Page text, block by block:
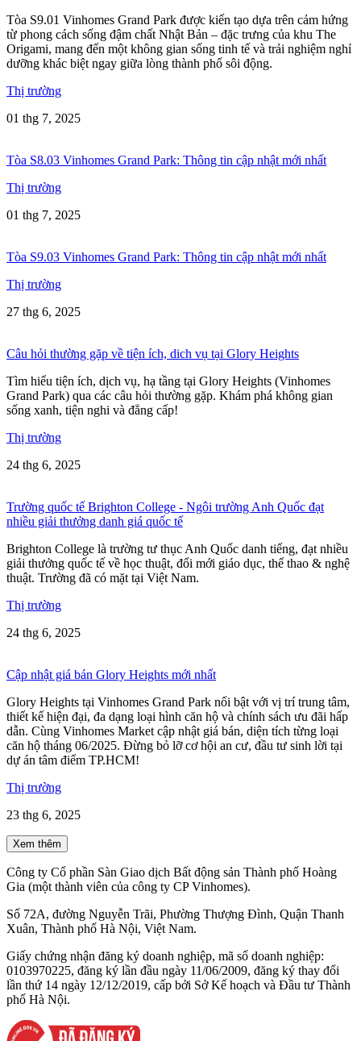
Tòa S9.01 Vinhomes Grand Park được kiến tạo dựa trên cảm hứng
từ phong cách sống đậm chất Nhật Bản – đặc trưng của khu The
Origami, mang đến một không gian sống tinh tế và trải nghiệm nghỉ
dưỡng khác biệt ngay giữa lòng thành phố sôi động.
Thị trường
01 thg 7, 2025
Tòa S8.03 Vinhomes Grand Park: Thông tin cập nhật mới nhất
Thị trường
01 thg 7, 2025
Tòa S9.03 Vinhomes Grand Park: Thông tin cập nhật mới nhất
Thị trường
27 thg 6, 2025
Câu hỏi thường gặp về tiện ích, dich vụ tại Glory Heights
Tìm hiểu tiện ích, dịch vụ, hạ tầng tại Glory Heights (Vinhomes
Grand Park) qua các câu hỏi thường gặp. Khám phá không gian
sống xanh, tiện nghi và đẳng cấp!
Thị trường
24 thg 6, 2025
Trường quốc tế Brighton College - Ngôi trường Anh Quốc đạt
nhiều giải thưởng danh giá quốc tế
Brighton College là trường tư thục Anh Quốc danh tiếng, đạt nhiều
giải thưởng quốc tế về học thuật, đổi mới giáo dục, thể thao & nghệ
thuật. Trường đã có mặt tại Việt Nam.
Thị trường
24 thg 6, 2025
Cập nhật giá bán Glory Heights mới nhất
Glory Heights tại Vinhomes Grand Park nổi bật với vị trí trung tâm,
thiết kế hiện đại, đa dạng loại hình căn hộ và chính sách ưu đãi hấp
dẫn. Cùng Vinhomes Market cập nhật giá bán, diện tích từng loại
căn hộ tháng 06/2025. Đừng bỏ lỡ cơ hội an cư, đầu tư sinh lời tại
dự án tâm điểm TP.HCM!
Thị trường
23 thg 6, 2025
Xem thêm
Công ty Cổ phần Sàn Giao dịch Bất động sản Thành phố Hoàng
Gia (một thành viên của công ty CP Vinhomes).
Số 72A, đường Nguyễn Trãi, Phường Thượng Đình, Quận Thanh
Xuân, Thành phố Hà Nội, Việt Nam.
Giấy chứng nhận đăng ký doanh nghiệp, mã số doanh nghiệp:
0103970225, đăng ký lần đầu ngày 11/06/2009, đăng ký thay đổi
lần thứ 14 ngày 12/12/2019, cấp bởi Sở Kế hoạch và Đầu tư Thành
phố Hà Nội.